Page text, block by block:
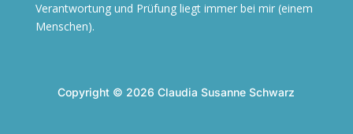
Verantwortung und Prüfung liegt immer bei mir (einem
Menschen).
Copyright © 2026 Claudia Susanne Schwarz